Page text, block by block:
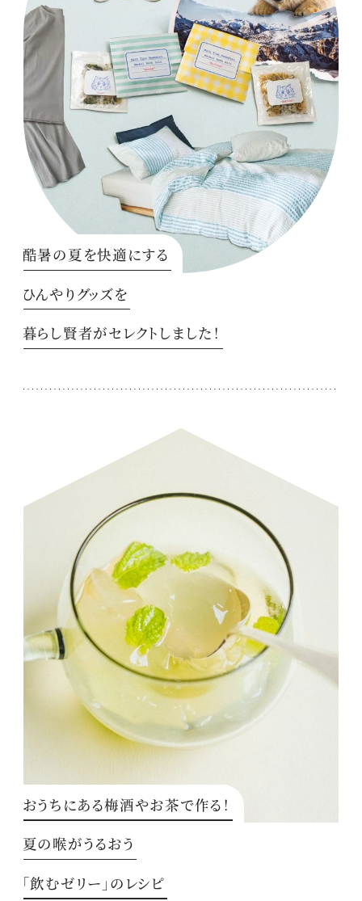
酷暑の夏を快適にする
ひんやりグッズを
暮らし賢者がセレクトしました！
おうちにある梅酒やお茶で作る！
夏の喉がうるおう
「飲むゼリー」のレシピ